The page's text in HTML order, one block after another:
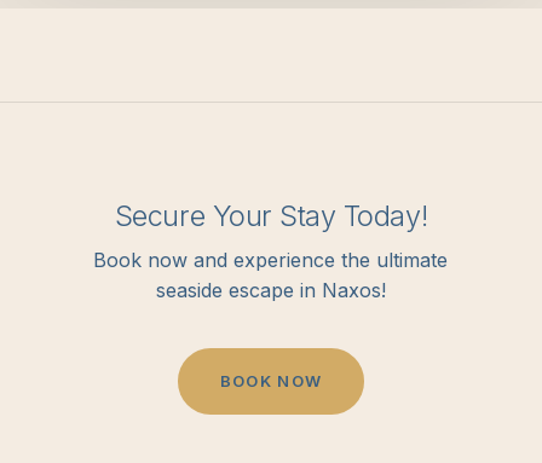
Secure Your Stay Today!
Book now and experience the ultimate
seaside escape in Naxos!
BOOK N OW